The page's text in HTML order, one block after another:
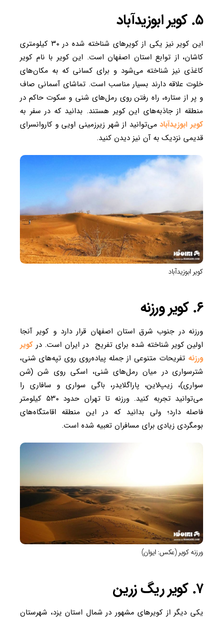
۵. کویر ابوزیدآباد
این کویر نیز یکی از کویرهای شناخته شده در ۳۰ کیلومتری
کاشان، از توابع استان اصفهان است. این کویر با نام کویر
کاغذی نیز شناخته می‌شود و برای کسانی که به مکان‌های
خلوت علاقه دارند بسیار مناسب است. تماشای آسمانی صاف
و پر از ستاره، راه رفتن روی رمل‌های شنی و سکوت حاکم در
منطقه از جاذبه‌های این کویر هستند. بدانید که در سفر به
کویر ابوزیدآبادمی‌توانید از شهر زیرزمینی اویی و کاروانسرای
قدیمی نزدیک به آن نیز دیدن کنید.
کویر ابوزیدآباد
۶. کویر ورزنه
ورزنه در جنوب شرق استان اصفهان قرار دارد و کویر آنجا
اولین کویر شناخته شده برای تفریح در ایران است. در کویر
ورزنه تفریحات متنوعی از جمله پیاده‌روی روی تپه‌های شنی،
شترسواری در میان رمل‌های شنی، اسکی روی شن (شن
سواری)، زیپ‌لاین، پاراگلایدر، باگی سواری و سافاری را
می‌توانید تجربه کنید. ورزنه تا تهران حدود ۵۳۰ کیلومتر
فاصله دارد؛ ولی بدانید که در این منطقه اقامتگاه‌های
بومگردی زیادی برای مسافران تعبیه شده است.
ورزنه کویر (عکس: ایوان)
۷. کویر ریگ زرین
یکی دیگر از کویرهای مشهور در شمال استان یزد، شهرستان